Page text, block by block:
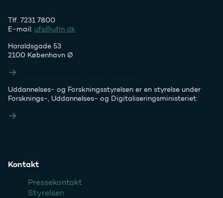
Tlf. 7231 7800
E-mail: ufs@ufm.dk
Haraldsgade 53
2100 København Ø
Uddannelses- og Forskningsstyrelsen er en styrelse under
Forsknings-, Uddannelses- og Digitaliseringsministeriet:
Kontakt
Pressekontakt
Styrelsen